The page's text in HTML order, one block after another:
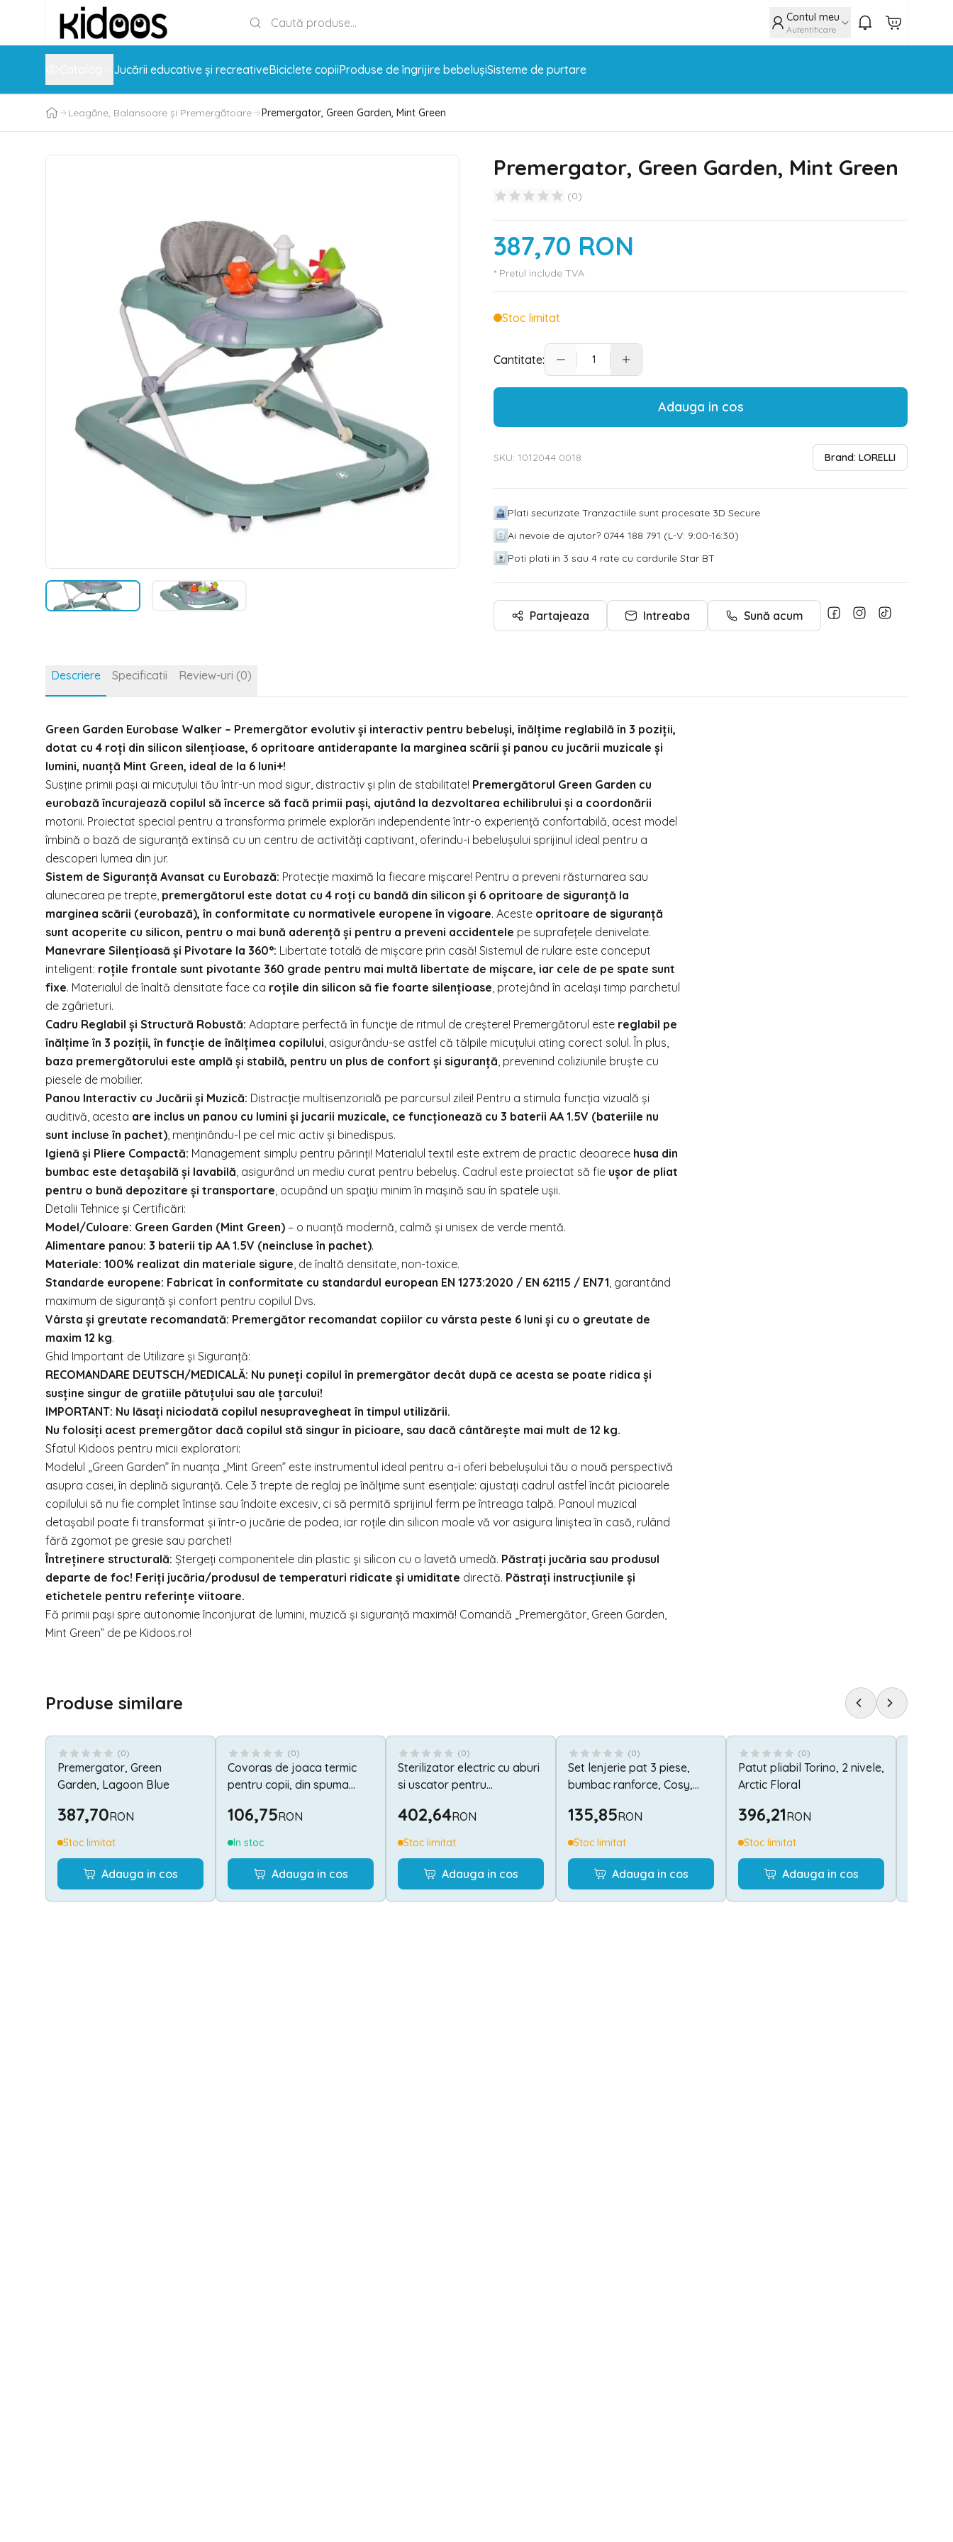
Contul meu
Autentificare
Jucării educative și recreativeBiciclete copiiProduse de îngrijire bebelușiSisteme de purtare
Leagăne, Balansoare și Premergătoare Premergator, Green Garden, Mint Green
Premergator, Green Garden, Mint Green
(0)
387,70 RON
* Pretul include TVA
Stoc limitat
Cantitate:
Adauga in cos
SKU: 1012044 0018 Brand: LORELLI
Plati securizate Tranzactiile sunt procesate 3D Secure
Ai nevoie de ajutor? 0744 188 791 (L-V: 9:00-16:30)
Poti plati in 3 sau 4 rate cu cardurile Star BT
Partajeaza Intreaba Sună acum
Descriere Specificatii Review-uri (0)
Green Garden Eurobase Walker – Premergător evolutiv și interactiv pentru bebeluși, înălțime reglabilă în 3 poziții,
dotat cu 4 roți din silicon silențioase, 6 opritoare antiderapante la marginea scării și panou cu jucării muzicale și
lumini, nuanță Mint Green, ideal de la 6 luni+!
Susține primii pași ai micuțului tău într-un mod sigur, distractiv și plin de stabilitate! Premergătorul Green Garden cu
eurobază încurajează copilul să încerce să facă primii pași, ajutând la dezvoltarea echilibrului și a coordonării
motorii. Proiectat special pentru a transforma primele explorări independente într-o experiență confortabilă, acest model
îmbină o bază de siguranță extinsă cu un centru de activități captivant, oferindu-i bebelușului sprijinul ideal pentru a
descoperi lumea din jur.
Sistem de Siguranță Avansat cu Eurobază: Protecție maximă la fiecare mișcare! Pentru a preveni răsturnarea sau
alunecarea pe trepte, premergătorul este dotat cu 4 roți cu bandă din silicon și 6 opritoare de siguranță la
marginea scării (eurobază), în conformitate cu normativele europene în vigoare. Aceste opritoare de siguranță
sunt acoperite cu silicon, pentru o mai bună aderență și pentru a preveni accidentele pe suprafețele denivelate.
Manevrare Silențioasă și Pivotare la 360°: Libertate totală de mișcare prin casă! Sistemul de rulare este conceput
inteligent: roțile frontale sunt pivotante 360 grade pentru mai multă libertate de mișcare, iar cele de pe spate sunt
fixe. Materialul de înaltă densitate face ca roțile din silicon să fie foarte silențioase, protejând în același timp parchetul
de zgârieturi.
Cadru Reglabil și Structură Robustă: Adaptare perfectă în funcție de ritmul de creștere! Premergătorul este reglabil pe
înălțime în 3 poziții, în funcție de înălțimea copilului, asigurându-se astfel că tălpile micuțului ating corect solul. În plus,
baza premergătorului este amplă și stabilă, pentru un plus de confort și siguranță, prevenind coliziunile bruște cu
piesele de mobilier.
Panou Interactiv cu Jucării și Muzică: Distracție multisenzorială pe parcursul zilei! Pentru a stimula funcția vizuală și
auditivă, acesta are inclus un panou cu lumini și jucarii muzicale, ce funcționează cu 3 baterii AA 1.5V (bateriile nu
sunt incluse în pachet), menținându-l pe cel mic activ și binedispus.
Igienă și Pliere Compactă: Management simplu pentru părinți! Materialul textil este extrem de practic deoarece husa din
bumbac este detașabilă și lavabilă, asigurând un mediu curat pentru bebeluș. Cadrul este proiectat să fie ușor de pliat
pentru o bună depozitare și transportare, ocupând un spațiu minim în mașină sau în spatele ușii.
Detalii Tehnice și Certificări:
Model/Culoare: Green Garden (Mint Green) – o nuanță modernă, calmă și unisex de verde mentă.
Alimentare panou: 3 baterii tip AA 1.5V (neincluse în pachet).
Materiale: 100% realizat din materiale sigure, de înaltă densitate, non-toxice.
Standarde europene: Fabricat în conformitate cu standardul european EN 1273:2020 / EN 62115 / EN71, garantând
maximum de siguranță și confort pentru copilul Dvs.
Vârsta și greutate recomandată: Premergător recomandat copiilor cu vârsta peste 6 luni și cu o greutate de
maxim 12 kg.
Ghid Important de Utilizare și Siguranță:
RECOMANDARE DEUTSCH/MEDICALĂ: Nu puneți copilul în premergător decât după ce acesta se poate ridica și
susține singur de gratiile pătuțului sau ale țarcului!
IMPORTANT: Nu lăsați niciodată copilul nesupravegheat în timpul utilizării.
Nu folosiți acest premergător dacă copilul stă singur în picioare, sau dacă cântărește mai mult de 12 kg.
Sfatul Kidoos pentru micii exploratori:
Modelul „Green Garden” în nuanța „Mint Green” este instrumentul ideal pentru a-i oferi bebelușului tău o nouă perspectivă
asupra casei, în deplină siguranță. Cele 3 trepte de reglaj pe înălțime sunt esențiale: ajustați cadrul astfel încât picioarele
copilului să nu fie complet întinse sau îndoite excesiv, ci să permită sprijinul ferm pe întreaga talpă. Panoul muzical
detașabil poate fi transformat și într-o jucărie de podea, iar roțile din silicon moale vă vor asigura liniștea în casă, rulând
fără zgomot pe gresie sau parchet!
Întreținere structurală: Ștergeți componentele din plastic și silicon cu o lavetă umedă. Păstrați jucăria sau produsul
departe de foc! Feriți jucăria/produsul de temperaturi ridicate și umiditate directă. Păstrați instrucțiunile și
etichetele pentru referințe viitoare.
Fă primii pași spre autonomie înconjurat de lumini, muzică și siguranță maximă! Comandă „Premergător, Green Garden,
Mint Green” de pe Kidoos.ro!
Produse similare
(0)
Premergator, Green
Garden, Lagoon Blue
387,70RON
Stoc limitat
Adauga in cos
(0)
Covoras de joaca termic
pentru copii, din spuma
pliabil, 120 x 180 cm,
Buddies & Stars
106,75RON
In stoc
Adauga in cos
(0)
Sterilizator electric cu aburi
si uscator pentru
402,64RON
Stoc limitat
Adauga in cos
(0)
Set lenjerie pat 3 piese,
bumbac ranforce, Cosy,
135,85RON
Stoc limitat
Adauga in cos
(0)
Patut pliabil Torino, 2 nivele,
Arctic Floral
396,21RON
Stoc limitat
Adauga in cos